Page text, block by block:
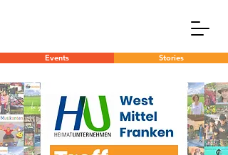
Events Stories